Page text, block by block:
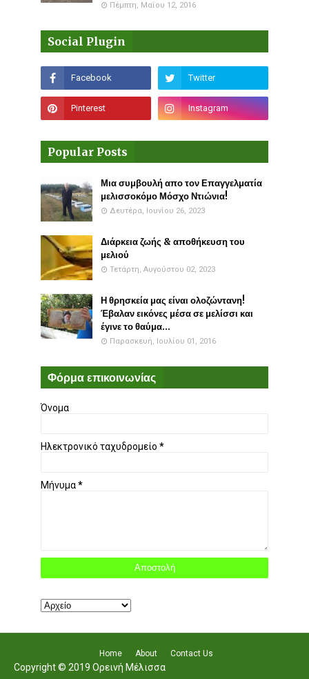
Πέμπτη, Μαΐου 12, 2016
Social Plugin
Popular Posts
Μια συμβουλή απο τον Επαγγελματία
μελισσοκόμο Μόσχο Ντιώνια!
Δευτέρα, Ιουνίου 26, 2023
Διάρκεια ζωής & αποθήκευση του
μελιού
Τετάρτη, Αυγούστου 02, 2023
Η θρησκεία μας είναι ολοζώντανη!
Έβαλαν εικόνες μέσα σε μελίσσι και
έγινε το θαύμα...
Παρασκευή, Ιουλίου 01, 2016
Φόρμα επικοινωνίας
Όνομα
Ηλεκτρονικό ταχυδρομείο *
Μήνυμα*
Home About Contact Us
Copyright © 2019 Ορεινή Μέλισσα